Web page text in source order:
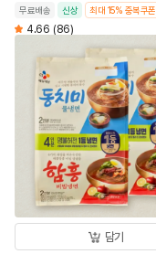
무료배송 신상 최대 15% 중복쿠폰
4.66 (86)
담기